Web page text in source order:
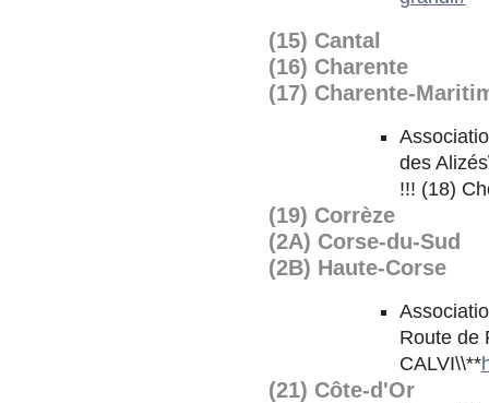
(15) Cantal
(16) Charente
(17) Charente-
des
!!! (18)
(19) Corrèze
(2A) Corse-du-Sud
(2B) Haute-Corse
Route de
CALVI\\**
(21) Côte-d'Or